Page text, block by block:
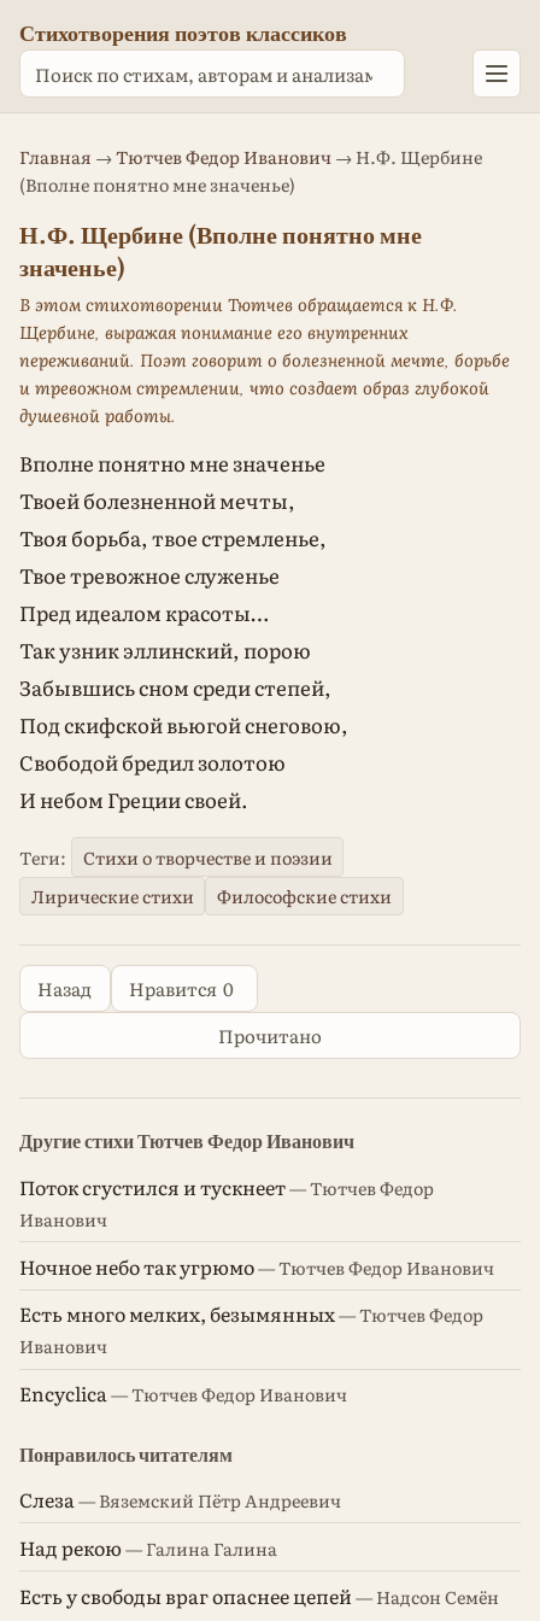
Стихотворения поэтов классиков
Главная →Тютчев Федор Иванович → Н.Ф. Щербине
(Вполне понятно мне значенье)
Н.Ф. Щербине (Вполне понятно мне
значенье)
В этом стихотворении Тютчев обращается к Н.Ф.
Щербине, выражая понимание его внутренних
переживаний. Поэт говорит о болезненной мечте, борьбе
и тревожном стремлении, что создает образ глубокой
душевной работы.
Вполне понятно мне значенье
Твоей болезненной мечты,
Твоя борьба, твое стремленье,
Твое тревожное служенье
Пред идеалом красоты…
Так узник эллинский, порою
Забывшись сном среди степей,
Под скифской вьюгой снеговою,
Свободой бредил золотою
И небом Греции своей.
Теги:
Стихи о творчестве и поэзии
Лирические стихи
Философские стихи
Назад Нравится 0
Прочитано
Другие стихи Тютчев Федор Иванович
Поток сгустился и тускнеет— Тютчев Федор
Иванович
Ночное небо так угрюмо— Тютчев Федор Иванович
Есть много мелких, безымянных— Тютчев Федор
Иванович
Encyclica— Тютчев Федор Иванович
Понравилось читателям
Слеза— Вяземский Пётр Андреевич
Над рекою— Галина Галина
Есть у свободы враг опаснее цепей— Надсон Семён